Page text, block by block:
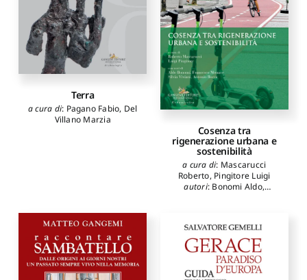
Terra
a cura di: Pagano Fabio, Del
Villano Marzia
Cosenza tra
rigenerazione urbana e
sostenibilità
a cura di: Mascarucci
Roberto, Pingitore Luigi
autori: Bonomi Aldo,